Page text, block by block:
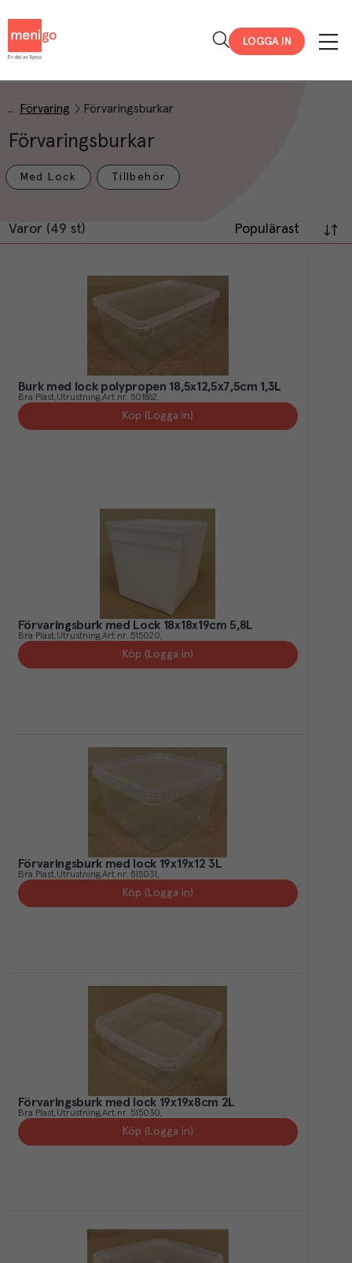
LOGGA IN
Förvaring Förvaringsburkar
Förvaringsburkar
Med Lock Tillbehör
Varor (49 st) Populärast
Burk med lock polypropen 18,5x12,5x7,5cm 1,3L
Bra Plast Utrustning Art.nr. 501862
Köp (Logga in)
Förvaringsburk med Lock 18x18x19cm 5,8L
Bra Plast Utrustning Art.nr. 515020
Köp (Logga in)
Förvaringsburk med lock 19x19x12 3L
Bra Plast Utrustning Art.nr. 515031
Köp (Logga in)
Förvaringsburk med lock 19x19x8cm 2L
Bra Plast Utrustning Art.nr. 515030
Köp (Logga in)